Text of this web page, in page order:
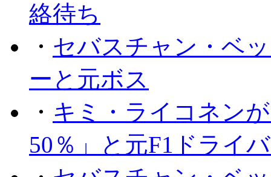
絡待ち
・ セバスチャン・ベ
ーと元ボス
・ キミ・ライコネン
50％」と元F1ドライ